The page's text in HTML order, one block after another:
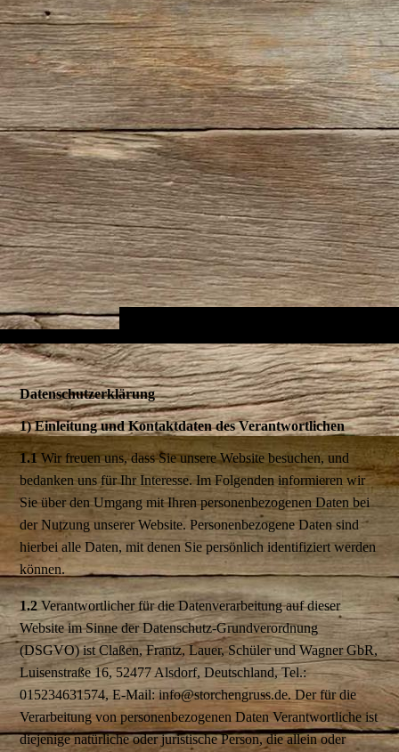
Datenschutzerklärung
1) Einleitung und Kontaktdaten des Verantwortlichen
1.1Wir freuen uns, dass Sie unsere Website besuchen, und
bedanken uns für Ihr Interesse. Im Folgenden informieren wir
Sie über den Umgang mit Ihren personenbezogenen Daten bei
der Nutzung unserer Website. Personenbezogene Daten sind
hierbei alle Daten, mit denen Sie persönlich identifiziert werden
können.
1.2Verantwortlicher für die Datenverarbeitung auf dieser
Website im Sinne der Datenschutz-Grundverordnung
(DSGVO) ist Claßen, Frantz, Lauer, Schüler und Wagner GbR,
Luisenstraße 16, 52477 Alsdorf, Deutschland, Tel.:
015234631574, E-Mail: info@storchengruss.de. Der für die
Verarbeitung von personenbezogenen Daten Verantwortliche ist
diejenige natürliche oder juristische Person, die allein oder